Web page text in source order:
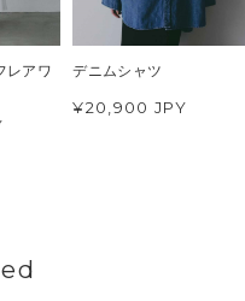
レアワ
デニムシャツ
¥20,900 JPY